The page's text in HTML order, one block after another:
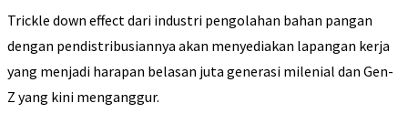
Trickle down effect dari industri pengolahan bahan pangan
dengan pendistribusiannya akan menyediakan lapangan kerja
yang menjadi harapan belasan juta generasi milenial dan Gen-
Z yang kini menganggur.